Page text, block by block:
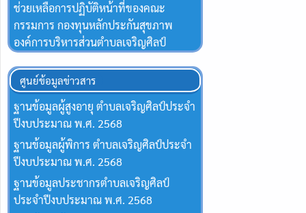
ช่วยเหลือการปฏิบัติหน้าที่ของคณะ
กรรมการ กองทุนหลักประกันสุขภาพ
องค์การบริหารส่วนตำบลเจริญศิลป์
ศูนย์ข้อมูลข่าวสาร
ฐานข้อมูลผู้สูงอายุ ตำบลเจริญศิลป์ประจำ
ปีงบประมาณ พ.ศ. 2568
ฐานข้อมูลผู้พิการ ตำบลเจริญศิลป์ประจำ
ปีงบประมาณ พ.ศ. 2568
ฐานข้อมูลประชากรตำบลเจริญศิลป์
ประจำปีงบประมาณ พ.ศ. 2568